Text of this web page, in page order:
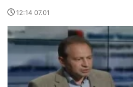
12:14 07.01